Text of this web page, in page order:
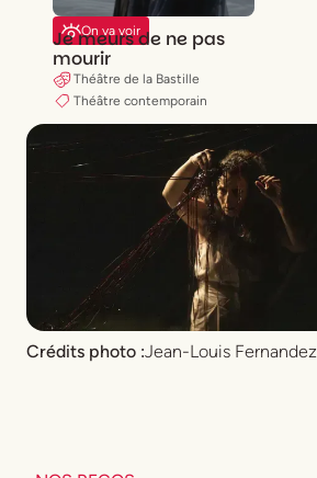
On va voir
Je meurs de ne pas
mourir
Théâtre de la Bastille
Théâtre contemporain
Crédits photo :Jean-Louis Fernandez